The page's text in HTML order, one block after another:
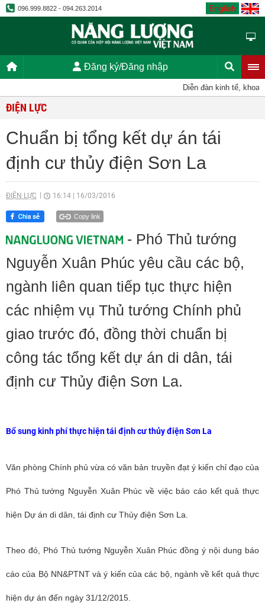
096.999.8822 - 094.263.2014 English
Đăng ký/Đăng nhập
Diễn đàn kinh tế, khoa
ĐIỆN LỰC
Chuẩn bị tổng kết dự án tái
định cư thủy điện Sơn La
ĐIỆN LỰC 16:14 16/03/2016
Copy link
- Phó Thủ tướng
Nguyễn Xuân Phúc yêu cầu các bộ,
ngành liên quan tiếp tục thực hiện
các nhiệm vụ Thủ tướng Chính phủ
giao trước đó, đồng thời chuẩn bị
công tác tổng kết dự án di dân, tái
định cư Thủy điện Sơn La.
Bổ sung kinh phí thực hiện tái định cư thủy điện Sơn La
Văn phòng Chính phủ vừa có văn bản truyền đạt ý kiến chỉ đạo của
Phó Thủ tướng Nguyễn Xuân Phúc về việc báo cáo kết quả thực
hiện Dự án di dân, tái định cư Thủy điện Sơn La.
Theo đó, Phó Thủ tướng Nguyễn Xuân Phúc đồng ý nội dung báo
cáo của Bộ NN&PTNT và ý kiến của các bộ, ngành về kết quả thực
hiện dự án đến ngày 31/12/2015.